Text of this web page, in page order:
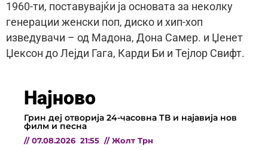
1960-ти, поставувајќи ја основата за неколку
генерации женски поп, диско и хип-хоп
изведувачи – од Мадона, Дона Самер. и Џенет
Џексон до Лејди Гага, Карди Би и Тејлор Свифт.
Најново
Грин деј отворија 24-часовна ТВ и најавија нов
филм и песна
// 07.08.2026 21:55 // Жолт Трн